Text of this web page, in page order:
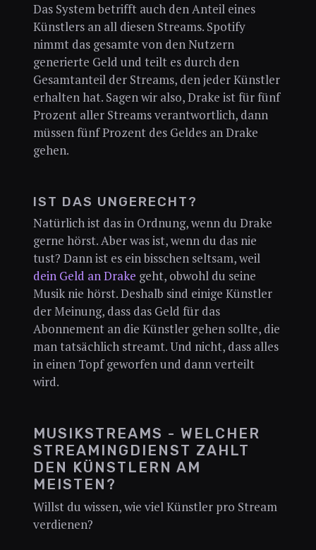
Das System betrifft auch den Anteil eines
Künstlers an all diesen Streams. Spotify
nimmt das gesamte von den Nutzern
generierte Geld und teilt es durch den
Gesamtanteil der Streams, den jeder Künstler
erhalten hat. Sagen wir also, Drake ist für fünf
Prozent aller Streams verantwortlich, dann
müssen fünf Prozent des Geldes an Drake
gehen.
IST DAS UNGERECHT?
Natürlich ist das in Ordnung, wenn du Drake
gerne hörst. Aber was ist, wenn du das nie
tust? Dann ist es ein bisschen seltsam, weil
dein Geld an Drake geht, obwohl du seine
Musik nie hörst. Deshalb sind einige Künstler
der Meinung, dass das Geld für das
Abonnement an die Künstler gehen sollte, die
man tatsächlich streamt. Und nicht, dass alles
in einen Topf geworfen und dann verteilt
wird.
MUSIKSTREAMS - WELCHER
STREAMINGDIENST ZAHLT
DEN KÜNSTLERN AM
MEISTEN?
Willst du wissen, wie viel Künstler pro Stream
verdienen?